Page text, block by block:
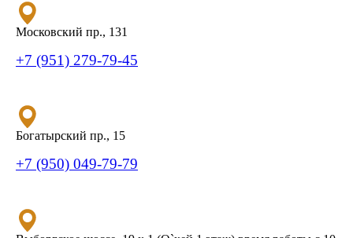
Московский пр., 131
+7 (951) 279-79-45
Богатырский пр., 15
+7 (950) 049-79-79